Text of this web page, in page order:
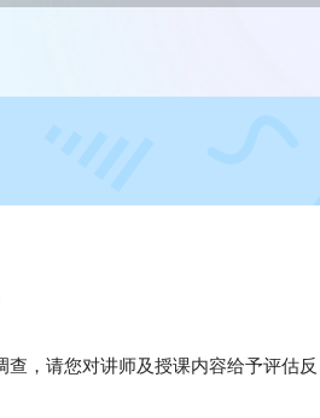
，请您对讲师及授课内容给予评估反